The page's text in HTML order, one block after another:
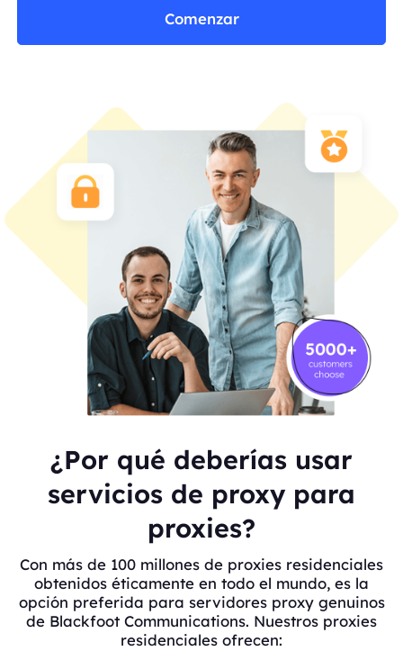
Comenzar
¿Por qué deberías usar
servicios de proxy para
proxies?
Con más de 100 millones de proxies residenciales
obtenidos éticamente en todo el mundo, es la
opción preferida para servidores proxy genuinos
de Blackfoot Communications. Nuestros proxies
residenciales ofrecen: